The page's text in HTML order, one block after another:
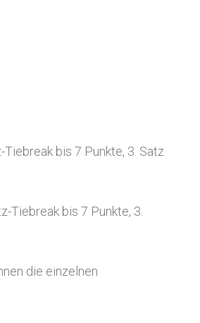
bis 7 Punkte, 3. Satz
Tiebreak bis 7 Punkte, 3.
die einzelnen